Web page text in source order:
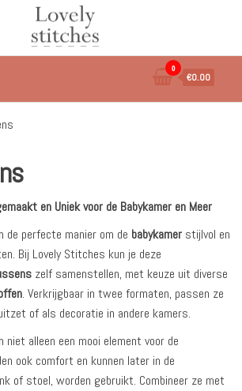
0
€0.00
en Uniek voor de Babykamer en Meer
de perfecte manier om de babykamer stijlvol en
Bij Lovely Stitches kun je deze
zelf samenstellen, met keuze uit diverse
. Verkrijgbaar in twee formaten, passen ze
of als decoratie in andere kamers.
niet alleen een mooi element voor de
ook comfort en kunnen later in de
of stoel, worden gebruikt. Combineer ze met